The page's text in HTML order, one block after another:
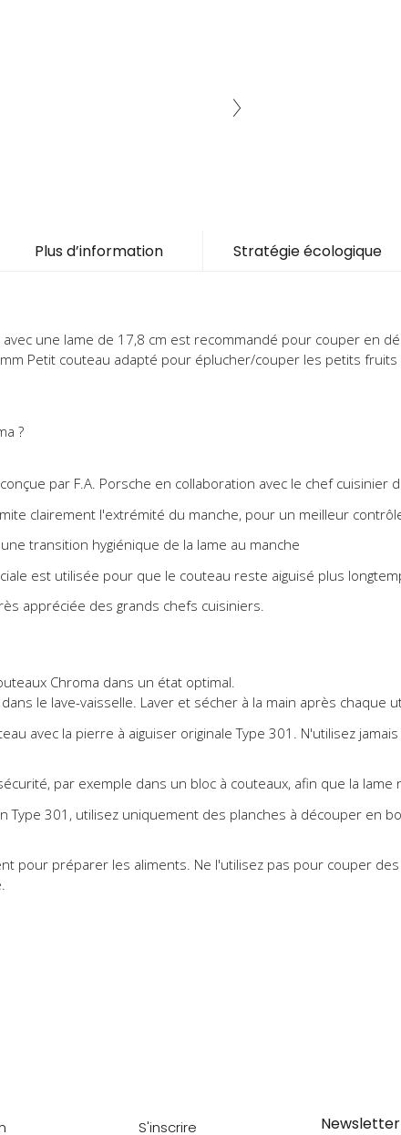
une lame de 17,8 cm est recommandé pour couper en
Petit couteau adapté pour éplucher/couper les petits fruits
?
par F.A. Porsche en collaboration avec le chef cuisinier
clairement l'extrémité du manche, pour un meilleur
transition hygiénique de la lame au manche
est utilisée pour que le couteau reste aiguisé plus
appréciée des grands chefs cuisiniers.
Chroma dans un état optimal.
le lave-vaisselle. Laver et sécher à la main après chaque
avec la pierre à aiguiser originale Type 301. N'utilisez
par exemple dans un bloc à couteaux, afin que la lame
Type 301, utilisez uniquement des planches à découper en
pour préparer les aliments. Ne l'utilisez pas pour couper
Plus d’information Stratégie écologique
S'inscrire Newsletter